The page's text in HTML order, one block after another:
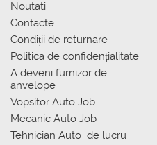
Noutati
Contacte
Condiții de returnare
Politica de confidențialitate
A deveni furnizor de
anvelope
Vopsitor Auto Job
Mecanic Auto Job
Tehnician Auto_de lucru